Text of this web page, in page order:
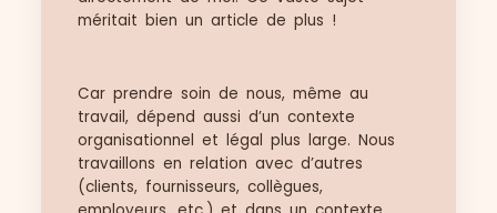
méritait bien un article de plus !
Car prendre soin de nous, même au
travail, dépend aussi d’un contexte
organisationnel et légal plus large. Nous
travaillons en relation avec d’autres
(clients, fournisseurs, collègues,